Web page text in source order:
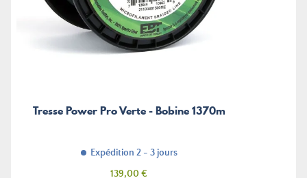
Tresse Power Pro Verte - Bobine 1370m
Expédition 2 - 3 jours
Prix
139,00 €